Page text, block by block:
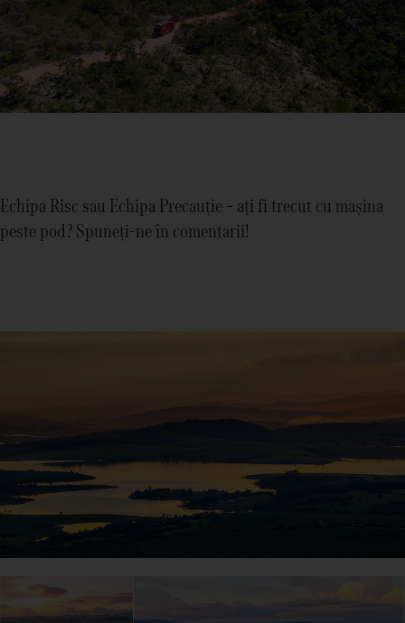
Echipa Risc sau Echipa Precauție – ați fi trecut cu mașina
peste pod? Spuneți-ne în comentarii!